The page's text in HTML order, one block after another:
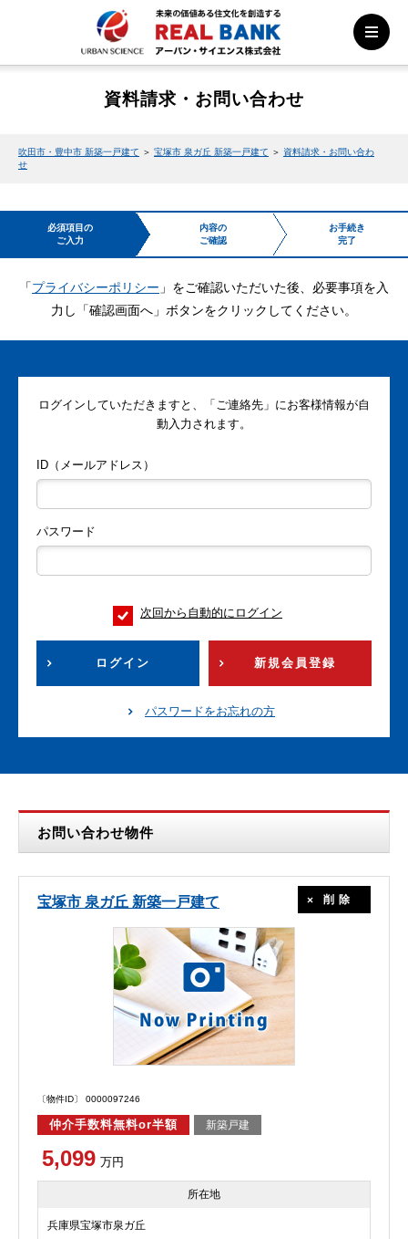
資料請求・お問い合わせ
吹田市・豊中市 新築一戸建て ＞ 宝塚市 泉ガ丘 新築一戸建て ＞ 資料請求・お問い合わ
せ
必須項目の
ご入力
内容の
ご確認
お手続き
完了
「プライバシーポリシー 」をご確認いただいた後、必要事項を入
力し「確認画面へ」ボタンをクリックしてください。
ログインしていただきますと、「ご連絡先」にお客様情報が自
動入力されます。
ID（メールアドレス）
パスワード
次回から自動的にログイン
ログイン 新規会員登録
パスワードをお忘れの方
お問い合わせ物件
宝塚市 泉ガ丘 新築一戸建て 削除
〔物件ID〕 0000097246
仲介手数料無料or半額 新築戸建
5,099 万円
所在地
兵庫県宝塚市泉ガ丘